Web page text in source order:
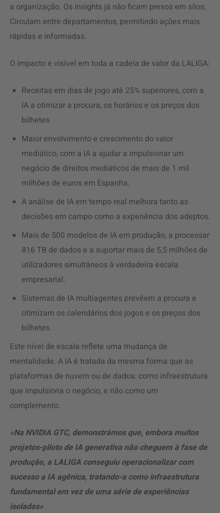
a organização. Os insights já não ficam presos em silos.
Circulam entre departamentos, permitindo ações mais
rápidas e informadas.
O impacto é visível em toda a cadeia de valor da LALIGA:
Receitas em dias de jogo até 25% superiores, com a
IA a otimizar a procura, os horários e os preços dos
bilhetes
Maior envolvimento e crescimento do valor
mediático, com a IA a ajudar a impulsionar um
negócio de direitos mediáticos de mais de 1 mil
milhões de euros em Espanha.
A análise de IA em tempo real melhora tanto as
decisões em campo como a experiência dos adeptos.
Mais de 500 modelos de IA em produção, a processar
816 TB de dados e a suportar mais de 5,5 milhões de
utilizadores simultâneos à verdadeira escala
empresarial.
Sistemas de IA multiagentes prevêem a procura e
otimizam os calendários dos jogos e os preços dos
bilhetes.
Este nível de escala reflete uma mudança de
mentalidade. A IA é tratada da mesma forma que as
plataformas de nuvem ou de dados: como infraestrutura
que impulsiona o negócio, e não como um
complemento.
«Na NVIDIA GTC, demonstrámos que, embora muitos
projetos-piloto de IA generativa não cheguem à fase de
produção, a LALIGA conseguiu operacionalizar com
sucesso a IA agênica, tratando-a como infraestrutura
fundamental em vez de uma série de experiências
isoladas»